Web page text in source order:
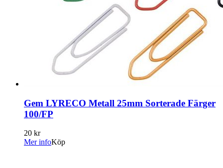
Gem LYRECO Metall 25mm Sorterade Färger
100/FP
20 kr
Mer infoKöp